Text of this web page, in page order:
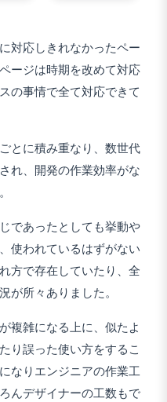
対応しきれなかったペー
ージは時期を改めて対応
の事情で全て対応できて
とに積み重なり、数世代
れ、開発の作業効率がな
であったとしても挙動や
使われているはずがない
方で存在していたり、全
が所々ありました。
複雑になる上に、似たよ
り誤った使い方をするこ
なりエンジニアの作業工
んデザイナーの工数もで